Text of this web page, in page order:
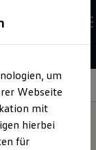
um
Webseite
mit
hierbei
für